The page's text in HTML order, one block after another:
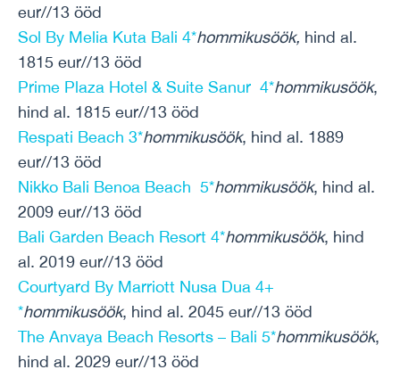
eur//13 ööd
Sol By Melia Kuta Bali 4*hommikusöök, hind al.
1815 eur//13 ööd
Prime Plaza Hotel & Suite Sanur 4*hommikusöök,
hind al. 1815 eur//13 ööd
Respati Beach 3*hommikusöök, hind al. 1889
eur//13 ööd
Nikko Bali Benoa Beach 5*hommikusöök, hind al.
2009 eur//13 ööd
Bali Garden Beach Resort 4*hommikusöök, hind
al. 2019 eur//13 ööd
Courtyard By Marriott Nusa Dua 4+
*hommikusöök, hind al. 2045 eur//13 ööd
The Anvaya Beach Resorts – Bali 5*hommikusöök,
hind al. 2029 eur//13 ööd